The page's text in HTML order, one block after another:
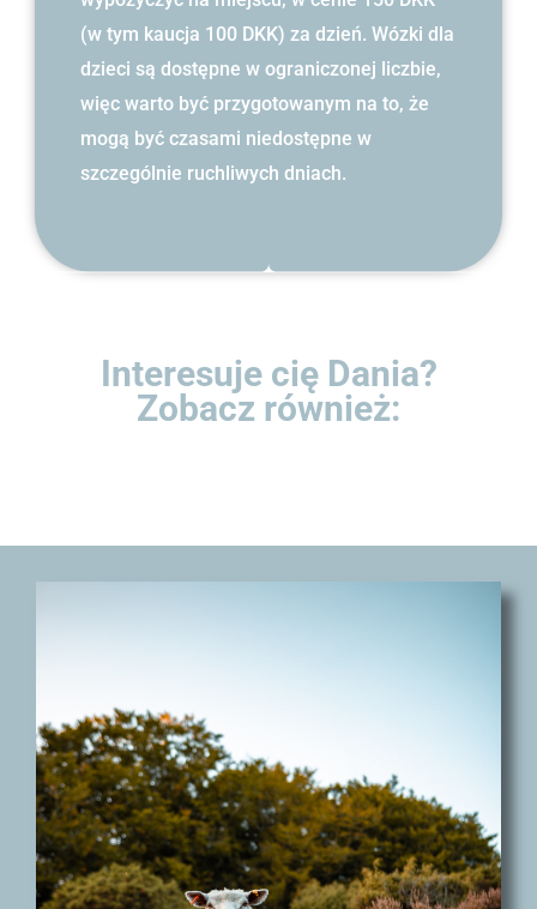
(w tym kaucja 100 DKK) za dzień. Wózki dla
dzieci są dostępne w ograniczonej liczbie,
więc warto być przygotowanym na to, że
mogą być czasami niedostępne w
szczególnie ruchliwych dniach.
Interesuje cię Dania?
Zobacz również: